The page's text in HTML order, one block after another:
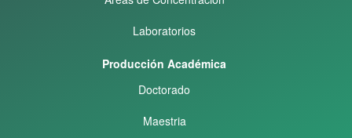
Laboratorios
Producción Académica
Doctorado
Maestria